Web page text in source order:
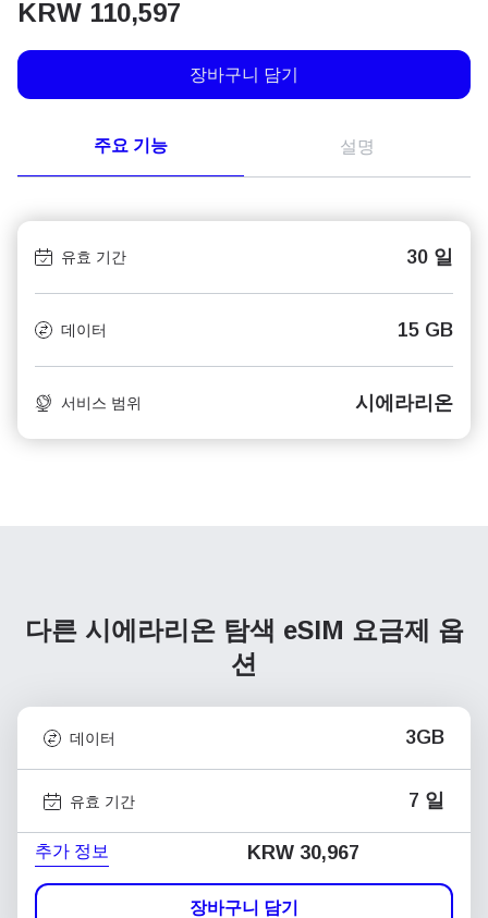
KRW 110,597
장바구니 담기
주요 기능 설명
유효 기간 30 일
데이터 15 GB
서비스 범위 시에라리온
다른 시에라리온 탐색 eSIM 요금제 옵
션
데이터 3GB
유효 기간 7 일
추가 정보 KRW 30,967
장바구니 담기